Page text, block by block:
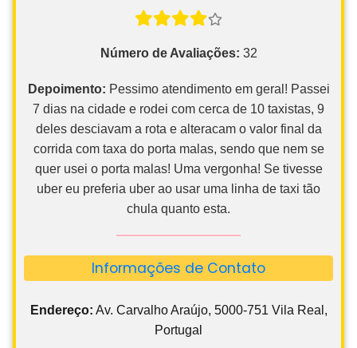
Número de Avaliações: 32
Depoimento: Pessimo atendimento em geral! Passei
7 dias na cidade e rodei com cerca de 10 taxistas, 9
deles desciavam a rota e alteracam o valor final da
corrida com taxa do porta malas, sendo que nem se
quer usei o porta malas! Uma vergonha! Se tivesse
uber eu preferia uber ao usar uma linha de taxi tão
chula quanto esta.
Informações de Contato
Endereço: Av. Carvalho Araújo, 5000-751 Vila Real,
Portugal